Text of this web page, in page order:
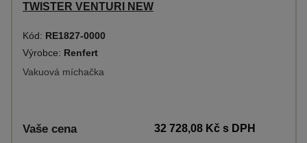
TWISTER VENTURI NEW
Kód: RE1827-0000
Výrobce: Renfert
Vakuová míchačka
Vaše cena 32 728,08 Kčs DPH